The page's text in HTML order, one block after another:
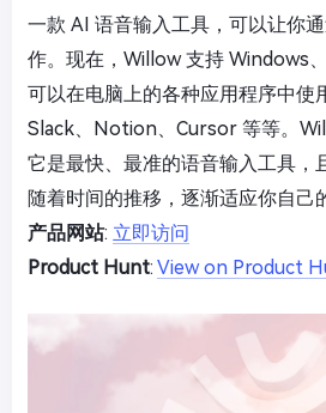
一款 AI 语音输入工具，可以让你
作。现在，Willow 支持 Windows
可以在电脑上的各种应用程序中使
Slack、Notion、Cursor 等等。
它是最快、最准的语音输入工具，
随着时间的推移，逐渐适应你自己
产品网站: 立即访问
Product Hunt: View on Product